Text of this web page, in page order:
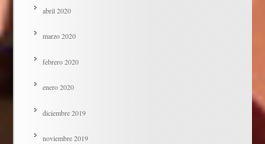
abril 2020
marzo 2020
febrero 2020
enero 2020
diciembre 2019
noviembre 2019